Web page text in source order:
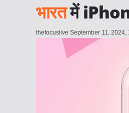
भारतमें
thefocuslive September 11, 2024,